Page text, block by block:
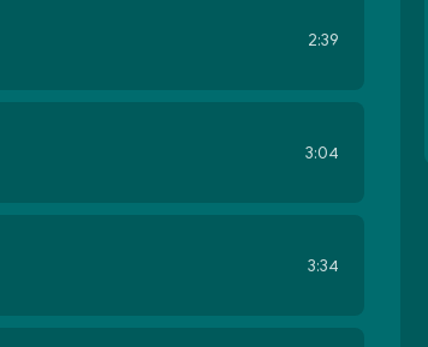
2:39
3:04
3:34